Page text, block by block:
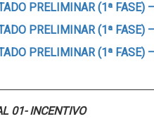
PRELIMINAR (1ª
PRELIMINAR (1ª
PRELIMINAR (1ª
01- INCENTIVO